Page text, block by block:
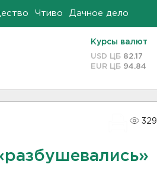
Чтиво Дачное дело
Курсы валют
USD ЦБ 82.17
EUR ЦБ 94.84
329